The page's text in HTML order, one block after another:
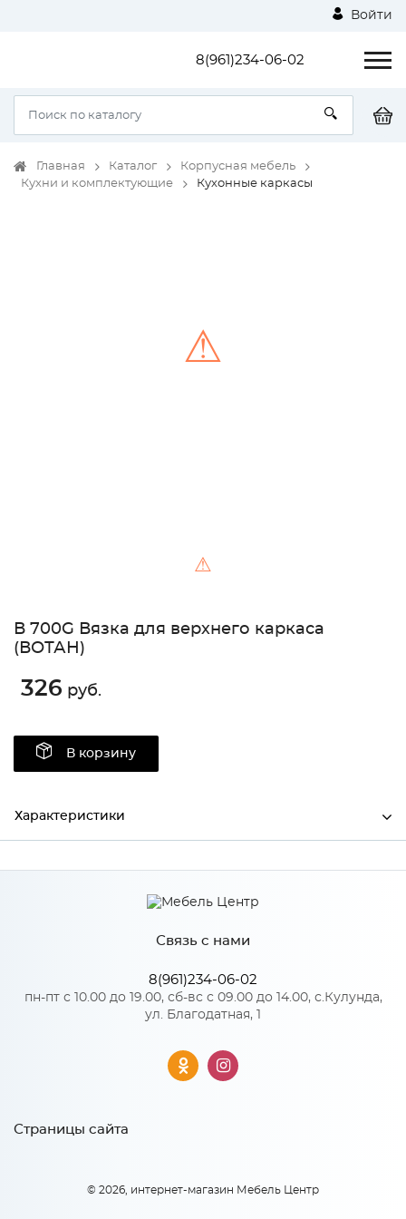
Войти
8(961)234-06-02
Главная Каталог
Корпусная мебель
Кухни и комплектующие
Кухонные каркасы
⚠
⚠
В 700G Вязка для верхнего каркаса
(ВОТАН)
326 руб.
В корзину
Характеристики
Ширина 668
278
16
Сурская мебель
ВОТАН
ЛДСП
Связь с нами
8(961)234-06-02
пн-пт с 10.00 до 19.00, сб-вс с 09.00 до 14.00, с.Кулунда,
ул. Благодатная, 1
Страницы сайта
© 2026, интернет-магазин Мебель Центр